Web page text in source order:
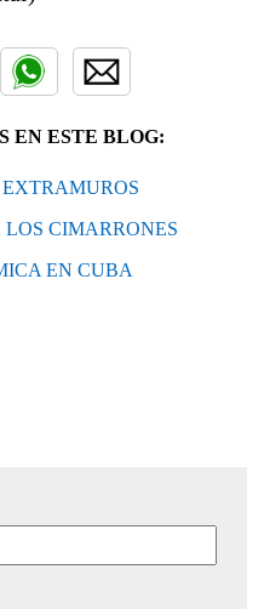
EN ESTE BLOG:
CIMARRONES
EN CUBA